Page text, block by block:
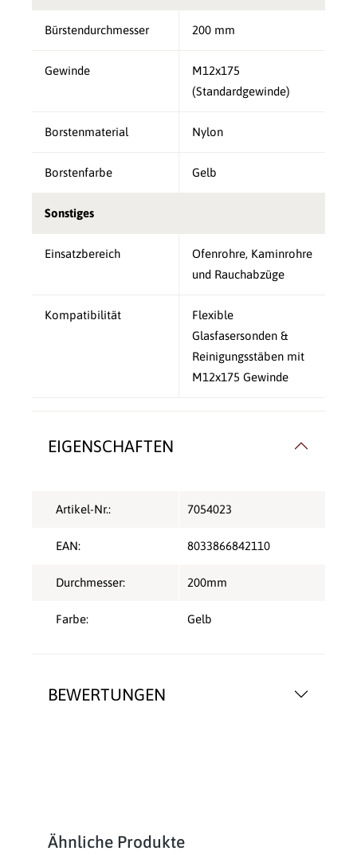
Bürstendurchmesser 200 mm
Gewinde
M12x175
(Standardgewinde)
Borstenmaterial Nylon
Borstenfarbe Gelb
Sonstiges
Einsatzbereich
Ofenrohre, Kaminrohre
und Rauchabzüge
Kompatibilität
Flexible
Glasfasersonden &
Reinigungsstäben mit
M12x175 Gewinde
BEWERTUNGEN
EIGENSCHAFTEN
Artikel-Nr.: 7054023
EAN: 8033866842110
Durchmesser: 200mm
Farbe: Gelb
Produktgalerie überspringen
Ähnliche Produkte